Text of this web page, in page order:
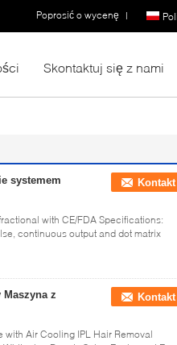
Poprosić o wycenę |
Skontaktuj się z nami
systemem
Kontakt
with CE/FDA Specifications:
continuous output and dot matrix
z
Kontakt
with Air Cooling IPL Hair Removal